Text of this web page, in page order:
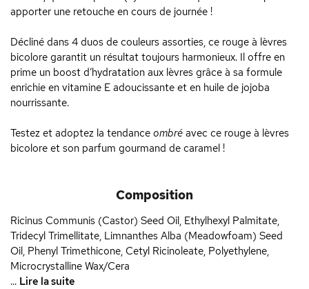
apporter une retouche en cours de journée !
Décliné dans 4 duos de couleurs assorties, ce rouge à lèvres
bicolore garantit un résultat toujours harmonieux. Il offre en
prime un boost d’hydratation aux lèvres grâce à sa formule
enrichie en vitamine E adoucissante et en huile de jojoba
nourrissante.
Testez et adoptez la tendance ombré avec ce rouge à lèvres
bicolore et son parfum gourmand de caramel !
Composition
Ricinus Communis (Castor) Seed Oil, Ethylhexyl Palmitate,
Tridecyl Trimellitate, Limnanthes Alba (Meadowfoam) Seed
Oil, Phenyl Trimethicone, Cetyl Ricinoleate, Polyethylene,
Microcrystalline Wax/Cera
... Lire la suite